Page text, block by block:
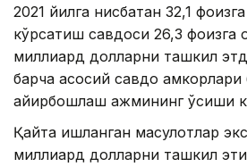
2021 йилга нисбатан 32,1
кўрсатиш савдоси 26,3 фоизга
миллиард долларни ташкил
барча асосий савдо
айирбошлаш ҳажмининг ўсиши
Қайта ишланган маҳсулотлар
миллиард долларни ташкил